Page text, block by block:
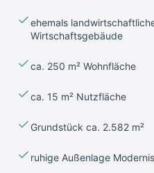
ehemals
Wirtschaftsgebäude
ca. 250 m² Wohnfläche
ca. 15 m² Nutzfläche
Grundstück ca. 2.582 m²
ruhige Außenlage